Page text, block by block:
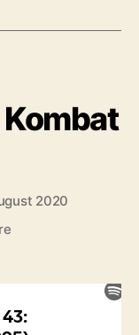
2020
zu
Mortal
(1995)